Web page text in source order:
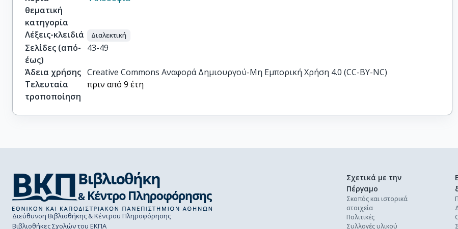
θεματική
κατηγορία
Λέξεις-κλειδιά Διαλεκτική
Σελίδες (από-
έως)
43-49
Άδεια χρήσης Creative Commons Αναφορά Δημιουργού-Μη Εμπορική Χρήση 4.0 (CC-BY-NC)
Τελευταία
τροποποίηση
πριν από 9 έτη
Διεύθυνση Βιβλιοθήκης & Κέντρου Πληροφόρησης
Βιβλιοθήκες Σχολών του ΕΚΠΑ
Σχετικά με την
Πέργαμο
Σκοπός και ιστορικά
στοιχεία
Πολιτικές
Συλλογές υλικού